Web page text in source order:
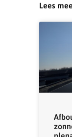
Lees